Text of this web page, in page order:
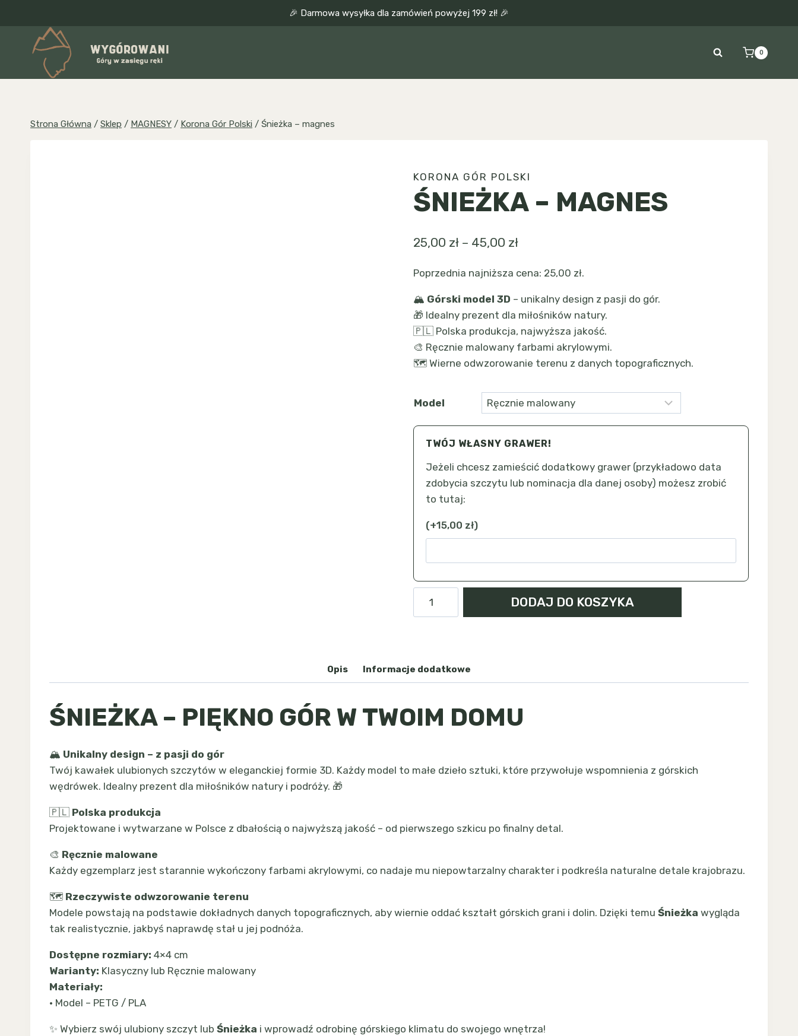
🎉 Darmowa wysyłka dla zamówień powyżej 199 zł! 🎉
0
Strona Główna / Sklep / MAGNESY / Korona Gór Polski / Śnieżka – magnes
KORONA GÓR POLSKI
ŚNIEŻKA – MAGNES
25,00 zł – 45,00 złZakres
25,00 zł
do
45,00 zł
Poprzednia najniższa cena: 25,00 zł.
🏔️ Górski model 3D – unikalny design z pasji do gór.
🎁 Idealny prezent dla miłośników natury.
🇵🇱 Polska produkcja, najwyższa jakość.
🎨 Ręcznie malowany farbami akrylowymi.
🗺️ Wierne odwzorowanie terenu z danych topograficznych.
Model
TWÓJ WŁASNY GRAWER!
Jeżeli chcesz zamieścić dodatkowy grawer (przykładowo data
zdobycia szczytu lub nominacja dla danej osoby) możesz zrobić
to tutaj:
(+15,00 zł)
DODAJ DO KOSZYKA
Opis Informacje dodatkowe
ŚNIEŻKA – PIĘKNO GÓR W TWOIM DOMU
🏔️ Unikalny design – z pasji do gór
Twój kawałek ulubionych szczytów w eleganckiej formie 3D. Każdy model to małe dzieło sztuki, które przywołuje wspomnienia z górskich
wędrówek. Idealny prezent dla miłośników natury i podróży. 🎁
🇵🇱 Polska produkcja
Projektowane i wytwarzane w Polsce z dbałością o najwyższą jakość – od pierwszego szkicu po finalny detal.
🎨 Ręcznie malowane
Każdy egzemplarz jest starannie wykończony farbami akrylowymi, co nadaje mu niepowtarzalny charakter i podkreśla naturalne detale krajobrazu.
🗺️ Rzeczywiste odwzorowanie terenu
Modele powstają na podstawie dokładnych danych topograficznych, aby wiernie oddać kształt górskich grani i dolin. Dzięki temu Śnieżka wygląda
tak realistycznie, jakbyś naprawdę stał u jej podnóża.
Dostępne rozmiary: 4×4 cm
Warianty: Klasyczny lub Ręcznie malowany
Materiały:
• Model – PETG / PLA
✨ Wybierz swój ulubiony szczyt lub Śnieżka i wprowadź odrobinę górskiego klimatu do swojego wnętrza!